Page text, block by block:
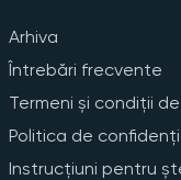
Arhiva
Întrebări frecvente
Termeni și condiții
Politica de
Instrucțiuni pentru